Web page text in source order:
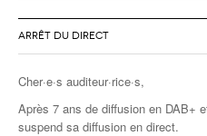
ARRÊT DU DIRECT
Cher·e·s auditeur·rice·s,
Après 7 ans de diffusion en DAB+
suspend sa diffusion en direct.